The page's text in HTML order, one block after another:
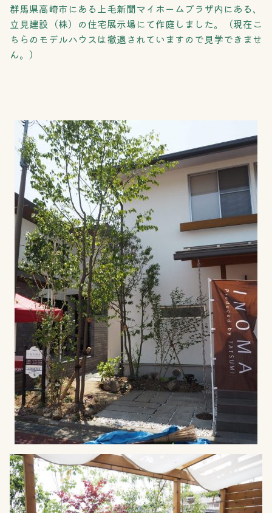
群馬県高崎市にある上毛新聞マイホームプラザ内にある、
立見建設（株）の住宅展示場にて作庭しました。（現在こ
ちらのモデルハウスは撤退されていますので見学できませ
ん。）